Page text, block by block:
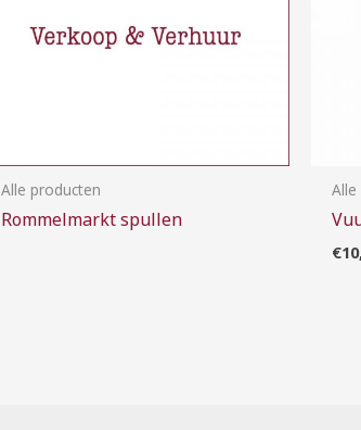
Alle producten
Rommelmarkt spullen
€